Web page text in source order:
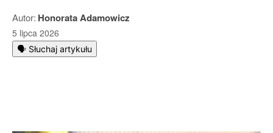
Autor: Honorata Adamowicz
5 lipca 2026
🗣️ Słuchaj artykułu